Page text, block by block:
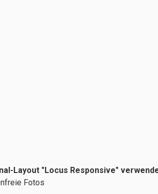
Layout "Locus Responsive"
Fotos